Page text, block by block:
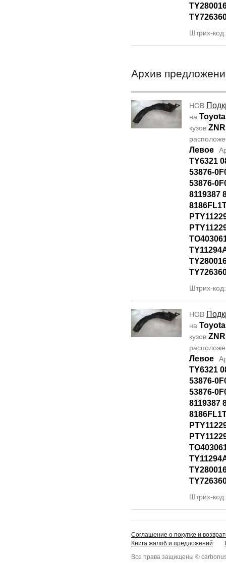
Штрих-
Архив
НОВ
на
кузов
Левое
TY6321
53876-
53876-
8119387
Штрих-
НОВ
на
кузов
Левое
TY6321
53876-
53876-
8119387
Штрих-
Соглашение о покупке и
Книга жалоб и предложений
Все права защищены ©